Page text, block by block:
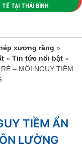
TẾ TẠI THÁI BÌNH
xương răng »
» Tin tức nổi bật »
– MỐI NGUY TIỀM
TIỀM ẨN
LƯỜNG